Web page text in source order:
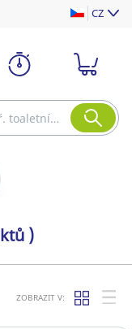
CZ
)
ZOBRAZIT V: